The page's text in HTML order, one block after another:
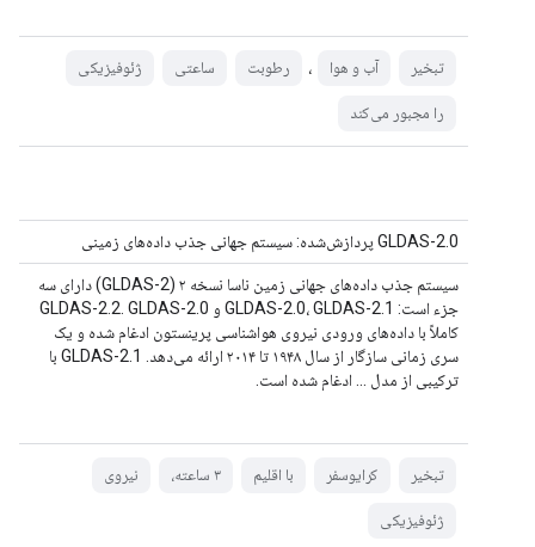
تبخیر آب و هوا ، رطوبت ساعتی ژئوفیزیکی
را مجبور می‌کند
GLDAS-2.0 پردازش‌شده: سیستم جهانی جذب داده‌های زمینی
سیستم جذب داده‌های جهانی زمین ناسا نسخه ۲ (GLDAS-2) دارای سه
جزء است: GLDAS-2.0، GLDAS-2.1 و GLDAS-2.2. GLDAS-2.0
کاملاً با داده‌های ورودی نیروی هواشناسی پرینستون ادغام شده و یک
سری زمانی سازگار از سال ۱۹۴۸ تا ۲۰۱۴ ارائه می‌دهد. GLDAS-2.1 با
ترکیبی از مدل ... ادغام شده است.
تبخیر کرایوسفر با اقلیم ۳ ساعته، نیروی
ژئوفیزیکی